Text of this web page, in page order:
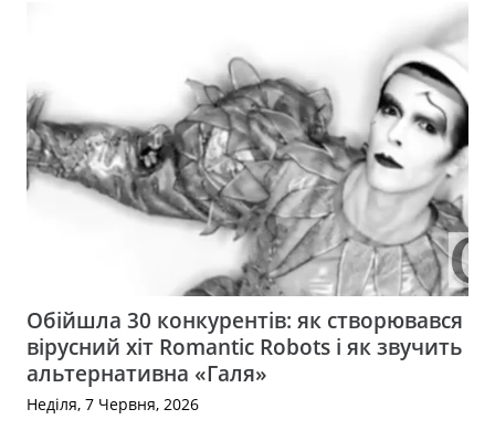
Обійшла 30 конкурентів: як створювався
вірусний хіт Romantic Robots і як звучить
альтернативна «Галя»
Неділя, 7 Червня, 2026